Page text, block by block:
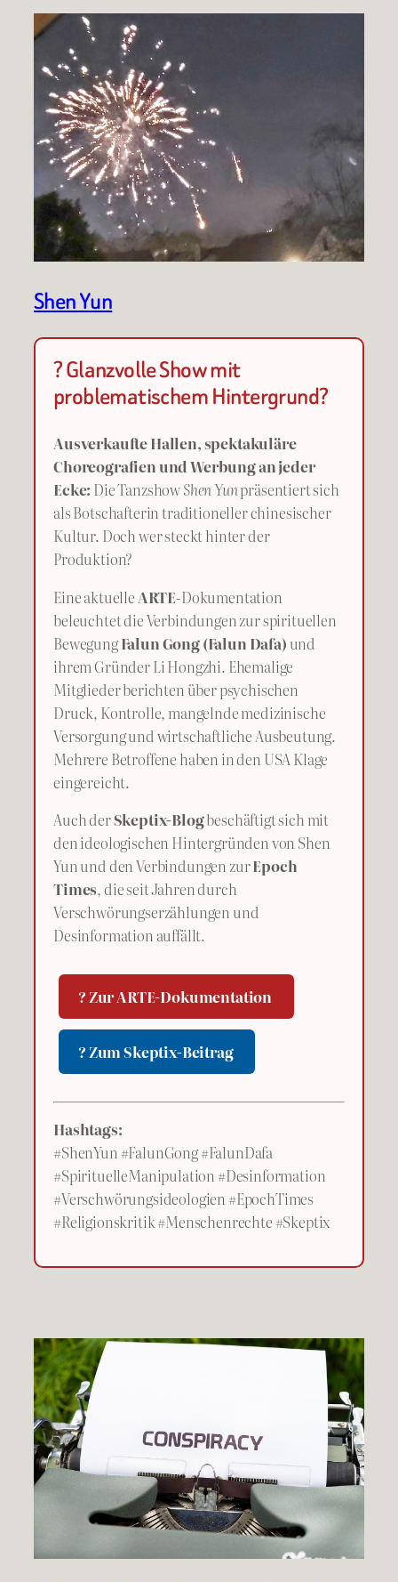
Shen Yun
? Glanzvolle Show mit
problematischem Hintergrund?
Ausverkaufte Hallen, spektakuläre
Choreografien und Werbung an jeder
Ecke: Die TanzshowShen Yunpräsentiert sich
als Botschafterin traditioneller chinesischer
Kultur. Doch wer steckt hinter der
Produktion?
Eine aktuelle ARTE-Dokumentation
beleuchtet die Verbindungen zur spirituellen
BewegungFalun Gong (Falun Dafa) und
ihrem Gründer Li Hongzhi. Ehemalige
Mitglieder berichten über psychischen
Druck, Kontrolle, mangelnde medizinische
Versorgung und wirtschaftliche Ausbeutung.
Mehrere Betroffene haben in den USA Klage
eingereicht.
Auch derSkeptix-Blogbeschäftigt sich mit
den ideologischen Hintergründen von Shen
Yun und den Verbindungen zurEpoch
Times, die seit Jahren durch
Verschwörungserzählungen und
Desinformation auffällt.
? Zur ARTE-Dokumentation
? Zum Skeptix-Beitrag
Hashtags:
#ShenYun #FalunGong #FalunDafa
#SpirituelleManipulation #Desinformation
#Verschwörungsideologien #EpochTimes
#Religionskritik #Menschenrechte #Skeptix